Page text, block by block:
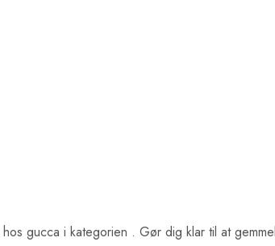
hos gucca i kategorien . Gør dig klar til at